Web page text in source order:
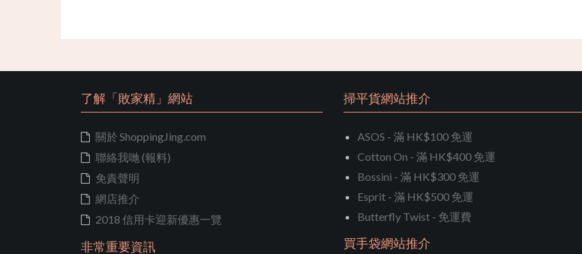
了解「敗家精」網站
關於 ShoppingJing.com
聯絡我哋 (報料)
免責聲明
網店推介
2018 信用卡迎新優惠一覽
非常重要資訊
掃平貨網站推介
ASOS - 滿 HK$100 免運
Cotton On - 滿 HK$400 免運
Bossini - 滿 HK$300 免運
Esprit - 滿 HK$500 免運
Butterfly Twist - 免運費
買手袋網站推介